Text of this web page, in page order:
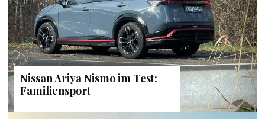
Nissan Ariya Nismo im Test:
Familiensport